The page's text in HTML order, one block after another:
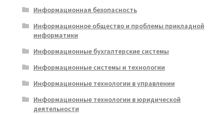
Информационная безопасность
Информационное общество и проблемы прикладной
информатики
Информационные бухгалтерские системы
Информационные системы и технологии
Информационные технологии в управлении
Информационные технологии в юридической
деятельности